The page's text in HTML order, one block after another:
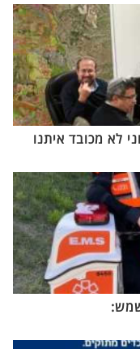
לא מכובד איתנו